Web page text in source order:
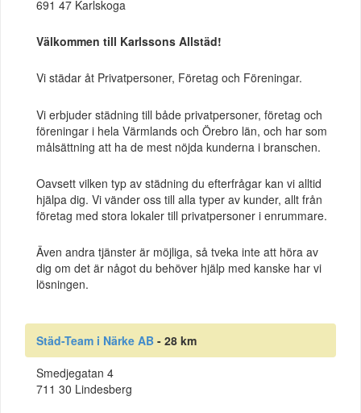
691 47 Karlskoga
Välkommen till Karlssons Allstäd!
Vi städar åt Privatpersoner, Företag och Föreningar.
Vi erbjuder städning till både privatpersoner, företag och
föreningar i hela Värmlands och Örebro län, och har som
målsättning att ha de mest nöjda kunderna i branschen.
Oavsett vilken typ av städning du efterfrågar kan vi alltid
hjälpa dig. Vi vänder oss till alla typer av kunder, allt från
företag med stora lokaler till privatpersoner i enrummare.
Även andra tjänster är möjliga, så tveka inte att höra av
dig om det är något du behöver hjälp med kanske har vi
lösningen.
Städ-Team i Närke AB - 28 km
Smedjegatan 4
711 30 Lindesberg